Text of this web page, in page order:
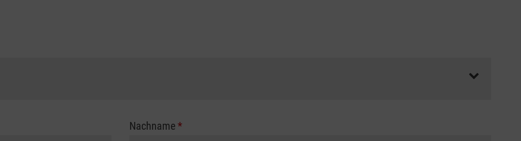
Nachname*